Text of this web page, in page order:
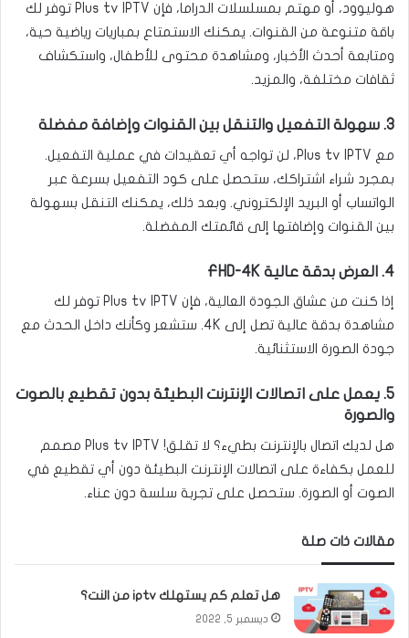
هوليوود، أو مهتم بمسلسلات الدراما، فإن Plus tv IPTV توفر لك
باقة متنوعة من القنوات. يمكنك الاستمتاع بمباريات رياضية حية،
ومتابعة أحدث الأخبار، ومشاهدة محتوى للأطفال، واستكشاف
ثقافات مختلفة، والمزيد.
3. سهولة التفعيل والتنقل بين القنوات وإضافة مفضلة
مع Plus tv IPTV، لن تواجه أي تعقيدات في عملية التفعيل.
بمجرد شراء اشتراكك، ستحصل على كود التفعيل بسرعة عبر
الواتساب أو البريد الإلكتروني. وبعد ذلك، يمكنك التنقل بسهولة
بين القنوات وإضافتها إلى قائمتك المفضلة.
4. العرض بدقة عالية FHD-4K
إذا كنت من عشاق الجودة العالية، فإن Plus tv IPTV توفر لك
مشاهدة بدقة عالية تصل إلى 4K. ستشعر وكأنك داخل الحدث مع
جودة الصورة الاستثنائية.
5. يعمل على اتصالات الإنترنت البطيئة بدون تقطيع بالصوت
والصورة
هل لديك اتصال بالإنترنت بطيء؟ لا تقلق! Plus tv IPTV مصمم
للعمل بكفاءة على اتصالات الإنترنت البطيئة دون أي تقطيع في
الصوت أو الصورة. ستحصل على تجربة سلسة دون عناء.
مقالات ذات صلة
هل تعلم كم يستهلك iptv من النت؟
ديسمبر 5, 2022